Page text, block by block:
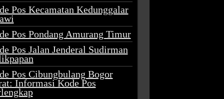
Pos Kecamatan Kedunggalar
Pos Pondang Amurang Timur
Pos Jalan Jenderal Sudirman
Pos Cibungbulang Bogor
Informasi Kode Pos